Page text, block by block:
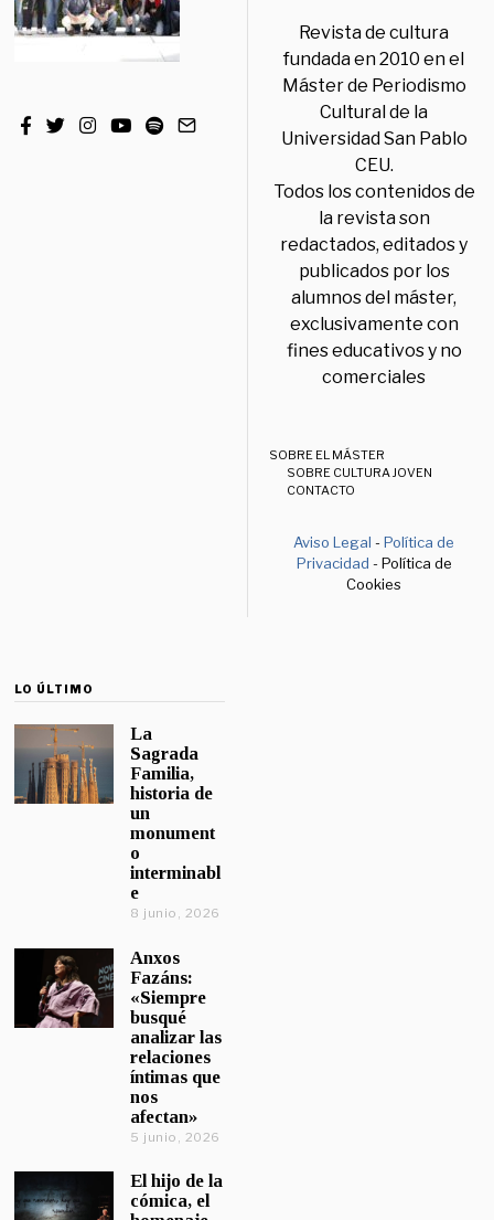
Revista de cultura
fundada en 2010 en el
Máster de Periodismo
Cultural de la
Universidad San Pablo
CEU.
Todos los contenidos de
la revista son
redactados, editados y
publicados por los
alumnos del máster,
exclusivamente con
fines educativos y no
comerciales
SOBRE EL MÁSTER
SOBRE CULTURA JOVEN
CONTACTO
Aviso Legal -Política de
Privacidad - Política de
Cookies
LO ÚLTIMO
La
Sagrada
Familia,
historia de
un
monument
o
interminabl
e
8 junio, 2026
Anxos
Fazáns:
«Siempre
busqué
analizar las
relaciones
íntimas que
nos
afectan»
5 junio, 2026
El hijo de la
cómica, el